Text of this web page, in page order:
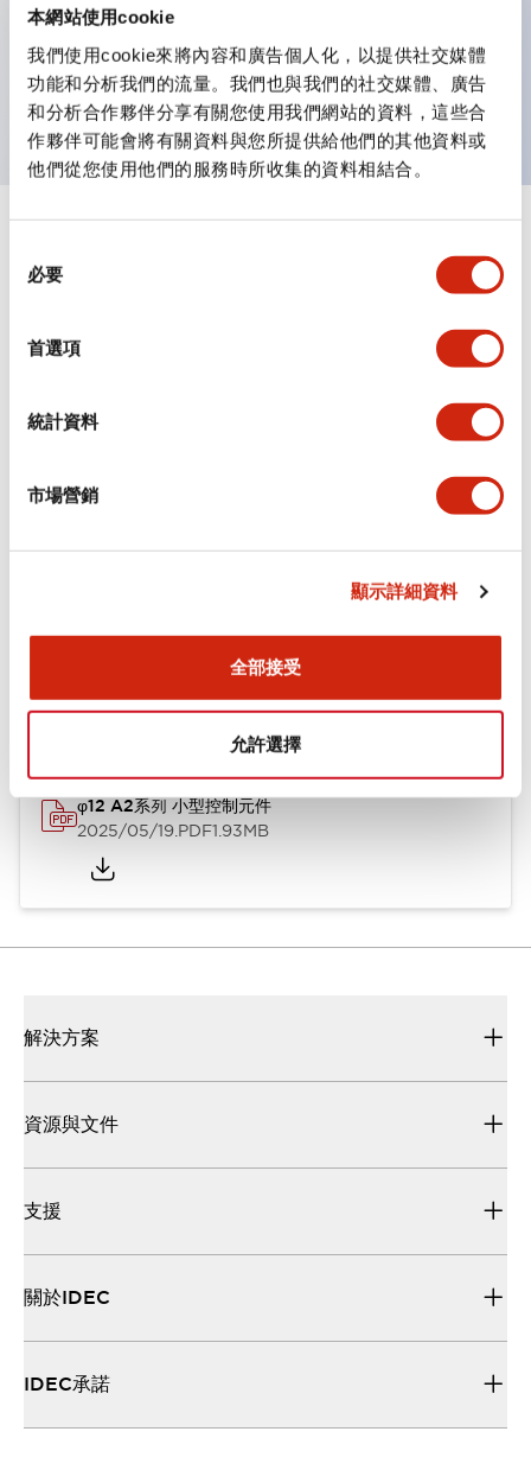
本網站使用cookie
我們使用cookie來將內容和廣告個人化，以提供社交媒體
功能和分析我們的流量。我們也與我們的社交媒體、廣告
和分析合作夥伴分享有關您使用我們網站的資料，這些合
作夥伴可能會將有關資料與您所提供給他們的其他資料或
他們從您使用他們的服務時所收集的資料相結合。
必要
首選項
統計資料
市場營銷
顯示詳細資料
全部接受
允許選擇
作業性提升的背部端子方式，全系列統一22mm軸長的
平坦端子面。
UL・CSA認證品
環境規範
機械規格
安裝和安裝規範
型錄和宣傳手冊 CAD檔 認證與標準 技術文件
φ12 A2系列 小型控制元件
2025/05/19.PDF1.93MB
解決方案
資源與文件
支援
關於IDEC
IDEC承諾